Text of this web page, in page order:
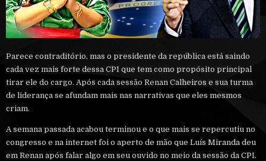
Parece contraditório, mas o presidente da república está saindo
cada vez mais forte dessa CPI que tem como propósito principal
tirar ele do cargo. Após cada sessão Renan Calheiros e sua turma
de liderança se afundam mais nas narrativas que eles mesmos
criam.
A semana passada acabou terminou e o que mais se repercutiu no
congresso e na internet foi o aperto de mão que Luís Miranda deu
em Renan após falar algo em seu ouvido no meio da sessão da CPI.